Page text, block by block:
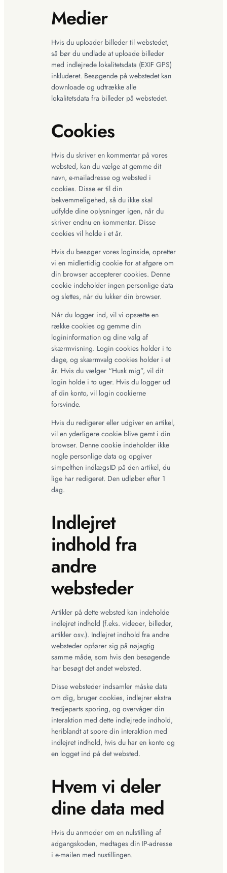
Medier
Hvis du uploader billeder til webstedet,
så bør du undlade at uploade billeder
med indlejrede lokalitetsdata (EXIF GPS)
inkluderet. Besøgende på webstedet kan
downloade og udtrække alle
lokalitetsdata fra billeder på webstedet.
Cookies
Hvis du skriver en kommentar på vores
websted, kan du vælge at gemme dit
navn, e-mailadresse og websted i
cookies. Disse er til din
bekvemmeligehed, så du ikke skal
udfylde dine oplysninger igen, når du
skriver endnu en kommentar. Disse
cookies vil holde i et år.
Hvis du besøger vores loginside, opretter
vi en midlertidig cookie for at afgøre om
din browser accepterer cookies. Denne
cookie indeholder ingen personlige data
og slettes, når du lukker din browser.
Når du logger ind, vil vi opsætte en
række cookies og gemme din
logininformation og dine valg af
skærmvisning. Login cookies holder i to
dage, og skærmvalg cookies holder i et
år. Hvis du vælger “Husk mig”, vil dit
login holde i to uger. Hvis du logger ud
af din konto, vil login cookierne
forsvinde.
Hvis du redigerer eller udgiver en artikel,
vil en yderligere cookie blive gemt i din
browser. Denne cookie indeholder ikke
nogle personlige data og opgiver
simpelthen indlægsID på den artikel, du
lige har redigeret. Den udløber efter 1
dag.
Indlejret
indhold fra
andre
websteder
Artikler på dette websted kan indeholde
indlejret indhold (f.eks. videoer, billeder,
artikler osv.). Indlejret indhold fra andre
websteder opfører sig på nøjagtig
samme måde, som hvis den besøgende
har besøgt det andet websted.
Disse websteder indsamler måske data
om dig, bruger cookies, indlejrer ekstra
tredjeparts sporing, og overvåger din
interaktion med dette indlejrede indhold,
heriblandt at spore din interaktion med
indlejret indhold, hvis du har en konto og
en logget ind på det websted.
Hvem vi deler
dine data med
Hvis du anmoder om en nulstilling af
adgangskoden, medtages din IP-adresse
i e-mailen med nustillingen.